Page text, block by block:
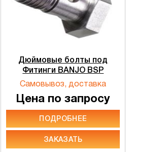
Дюймовые болты под
Фитинги BANJO BSP
Самовывоз, доставка
Цена по запросу
ПОДРОБНЕЕ
ЗАКАЗАТЬ